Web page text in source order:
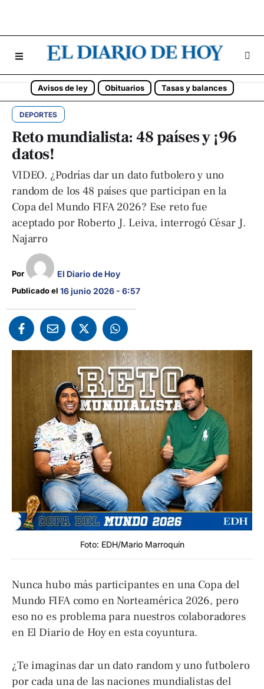
Avisos de ley Obituarios Tasas y balances
DEPORTES
Reto mundialista: 48 países y ¡96
datos!
VIDEO. ¿Podrías dar un dato futbolero y uno
random de los 48 países que participan en la
Copa del Mundo FIFA 2026? Ese reto fue
aceptado por Roberto J. Leiva, interrogó César J.
Najarro
Por El Diario de Hoy
Publicado el 16 junio 2026 - 6:57
Foto: EDH/Mario Marroquín
Nunca hubo más participantes en una Copa del
Mundo FIFA como en Norteamérica 2026, pero
eso no es problema para nuestros colaboradores
en El Diario de Hoy en esta coyuntura.
¿Te imaginas dar un dato random y uno futbolero
por cada una de las naciones mundialistas del